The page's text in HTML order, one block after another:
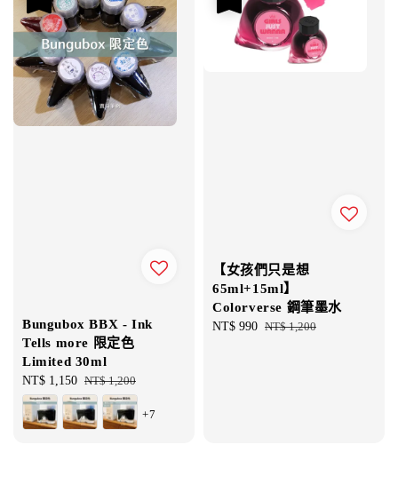
Bungubox BBX - Ink
Tells more 限定色
Limited 30ml
Sale
price
NT$ 1,150 Regular
price
NT$ 1,200
+7
【女孩們只是想
65ml+15ml】
Colorverse 鋼筆墨水
Sale
NT$ 990 Regular
NT$ 1,200